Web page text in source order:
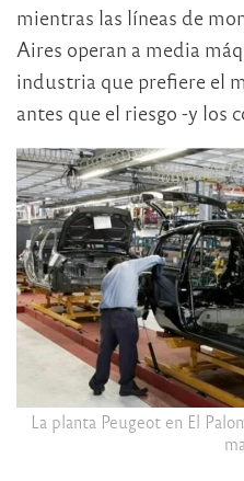
mientras las líneas de
Aires operan a media
industria que prefiere el
antes que el riesgo -y los
La planta Peugeot en El